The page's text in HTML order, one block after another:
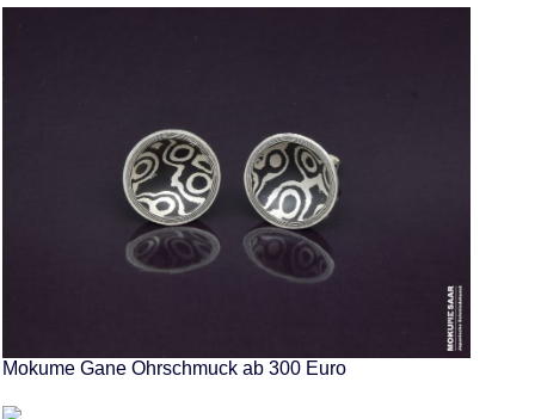
Mokume Gane Ohrschmuck ab 300 Euro